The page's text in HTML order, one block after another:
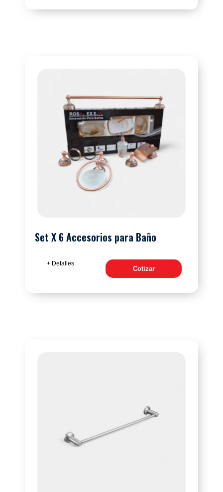
Set X 6 Accesorios para Baño
+ Detalles
Cotizar